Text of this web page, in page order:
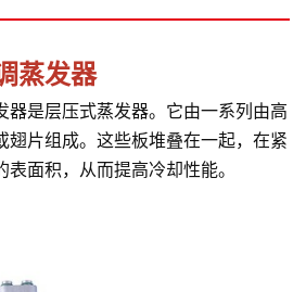
蒸发器
器是层压式蒸发器。它由一系列由高
翅片组成。这些板堆叠在一起，在紧
面积，从而提高冷却性能。